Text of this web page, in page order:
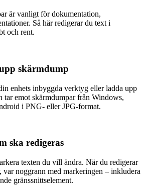
är vanligt för dokumentation,
Så här redigerar du text i
och rent.
skärmdump
enhets inbyggda verktyg eller ladda upp
tar emot skärmdumpar från Windows,
i PNG- eller JPG-format.
ska redigeras
texten du vill ändra. När du redigerar
var noggrann med markeringen – inkludera
gränssnittselement.